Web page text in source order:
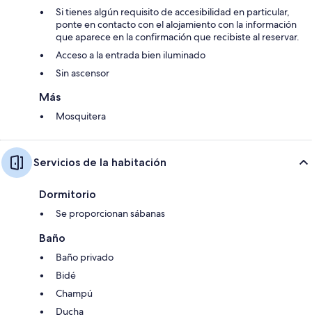
Si tienes algún requisito de accesibilidad en particular,
ponte en contacto con el alojamiento con la información
que aparece en la confirmación que recibiste al reservar.
Acceso a la entrada bien iluminado
Sin ascensor
Más
Mosquitera
Servicios de la habitación
Dormitorio
Se proporcionan sábanas
Baño
Baño privado
Bidé
Champú
Ducha